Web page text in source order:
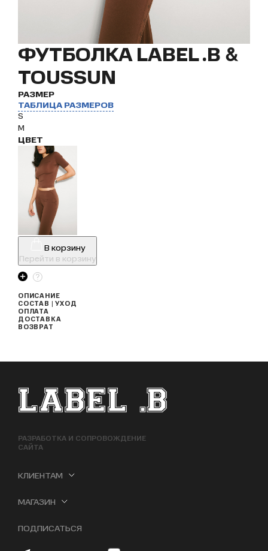
ФУТБОЛКА LABEL .B &
TOUSSUN
РАЗМЕР
ТАБЛИЦА РАЗМЕРОВ
S
M
ЦВЕТ
В корзину
Перейти в корзину
ОПИСАНИЕ
СОСТАВ | УХОД
ОПЛАТА
ДОСТАВКА
ВОЗВРАТ
ФУТЕР САЙТА
РАЗРАБОТКА И СОПРОВОЖДЕНИЕ
САЙТА
КЛИЕНТАМ
МАГАЗИН
ПОДПИСАТЬСЯ